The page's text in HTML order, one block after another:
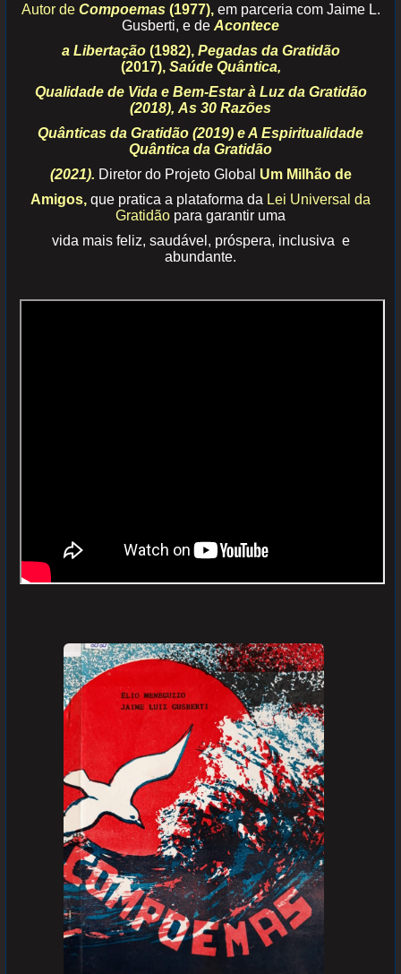
Autor de Compoemas(1977),em parceria com Jaime L.
Gusberti, e de Acontece
a Libertação(1982), Pegadas da Gratidão
(2017), Saúde Quântica,
Qualidade de Vida e Bem-Estar à Luz da Gratidão
(2018), As 30 Razões
Quânticas da Gratidão (2019) e A Espiritualidade
Quântica da Gratidão
(2021). Diretor do Projeto Global Um Milhão de
Amigos, que pratica a plataforma da Lei Universal da
Gratidão para garantir uma
vida mais feliz, saudável, próspera, inclusiva e
abundante.